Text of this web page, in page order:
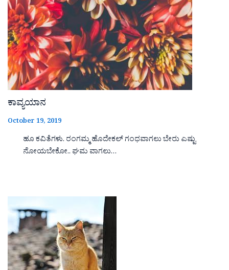
ಕಾವ್ಯಯಾನ
October 19, 2019
ಹೂ ಕವಿತೆಗಳು. ರಂಗಮ್ಮ ಹೊದೇಕಲ್ ಗಂಧವಾಗಲು ಬೇರು ಎಷ್ಟು
ನೋಯಬೇಕೋ.. ಘಮ ವಾಗಲು…